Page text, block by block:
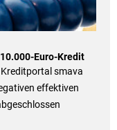
Euro-Kredit
smava
effektiven